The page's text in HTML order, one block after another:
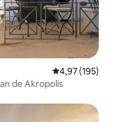
Gemiddelde
4,97 (195)
de Akropolis